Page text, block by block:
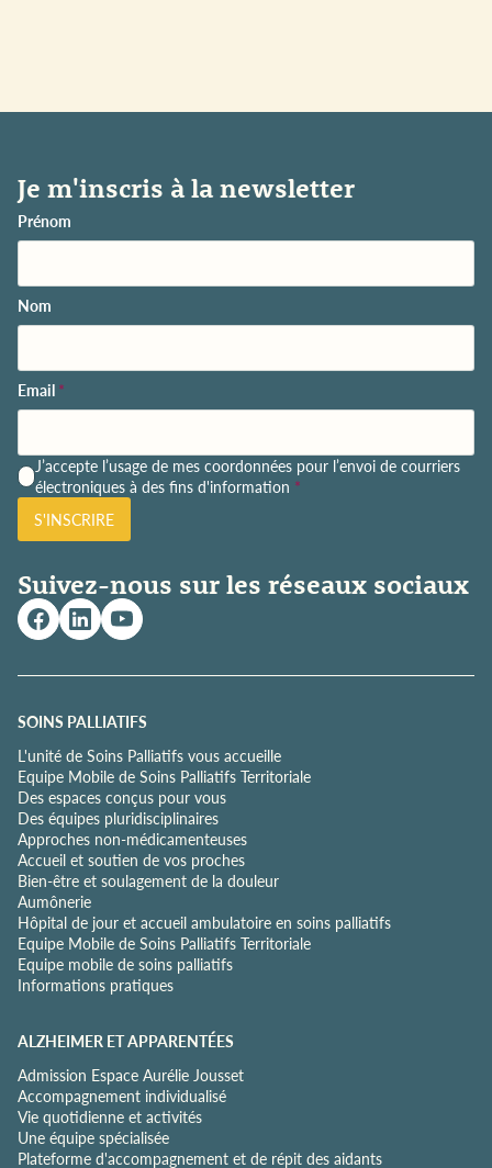
Je m'inscris à la newsletter
Prénom
Nom
Email *
P
o
l
t
q
u
e
e
o
n
f
i
d
e
n
t
i
a
l
i
t
é
J’accepte l’usage de mes coordonnées pour l’envoi de courriers
électroniques à des fins d'information *
S'INSCRIRE
Suivez-nous sur les réseaux sociaux
SOINS PALLIATIFS
L'unité de Soins Palliatifs vous accueille
Equipe Mobile de Soins Palliatifs Territoriale
Des espaces conçus pour vous
Des équipes pluridisciplinaires
Approches non-médicamenteuses
Accueil et soutien de vos proches
Bien-être et soulagement de la douleur
Aumônerie
Hôpital de jour et accueil ambulatoire en soins palliatifs
Equipe Mobile de Soins Palliatifs Territoriale
Equipe mobile de soins palliatifs
Informations pratiques
ALZHEIMER ET APPARENTÉES
Admission Espace Aurélie Jousset
Accompagnement individualisé
Vie quotidienne et activités
Une équipe spécialisée
Plateforme d'accompagnement et de répit des aidants